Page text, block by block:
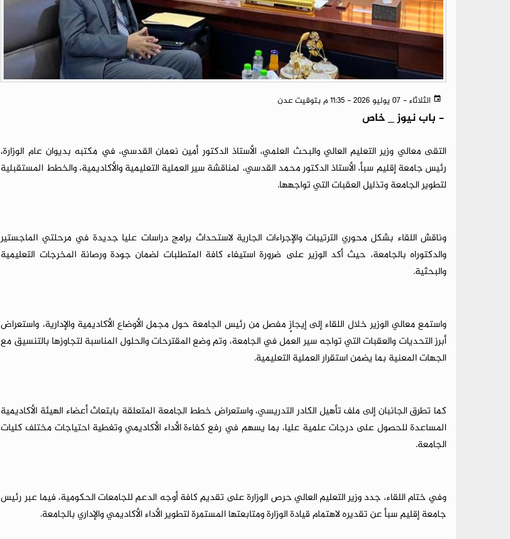
الثلاثاء - 07 يوليو 2026 - 11:35 م بتوقيت عدن
- باب نيوز _ خاص
التقى معالي وزير التعليم العالي والبحث العلمي، الأستاذ الدكتور أمين نعمان القدسي، في مكتبه بديوان عام الوزارة،
رئيس جامعة إقليم سبأ، الأستاذ الدكتور محمد القدسي، لمناقشة سير العملية التعليمية والأكاديمية، والخطط المستقبلية
لتطوير الجامعة وتذليل العقبات التي تواجهها.
وناقش اللقاء بشكل محوري الترتيبات والإجراءات الجارية لاستحداث برامج دراسات عليا جديدة في مرحلتي الماجستير
والدكتوراه بالجامعة، حيث أكد الوزير على ضرورة استيفاء كافة المتطلبات لضمان جودة ورصانة المخرجات التعليمية
والبحثية.
واستمع معالي الوزير خلال اللقاء إلى إيجازٍ مفصل من رئيس الجامعة حول مجمل الأوضاع الأكاديمية والإدارية، واستعراض
أبرز التحديات والعقبات التي تواجه سير العمل في الجامعة، وتم وضع المقترحات والحلول المناسبة لتجاوزها بالتنسيق مع
الجهات المعنية بما يضمن استقرار العملية التعليمية.
كما تطرق الجانبان إلى ملف تأهيل الكادر التدريسي، واستعراض خطط الجامعة المتعلقة بابتعاث أعضاء الهيئة الأكاديمية
المساعدة للحصول على درجات علمية عليا، بما يسهم في رفع كفاءة الأداء الأكاديمي وتغطية احتياجات مختلف كليات
الجامعة.
وفي ختام اللقاء، جدد وزير التعليم العالي حرص الوزارة على تقديم كافة أوجه الدعم للجامعات الحكومية، فيما عبر رئيس
جامعة إقليم سبأ عن تقديره لاهتمام قيادة الوزارة ومتابعتها المستمرة لتطوير الأداء الأكاديمي والإداري بالجامعة.